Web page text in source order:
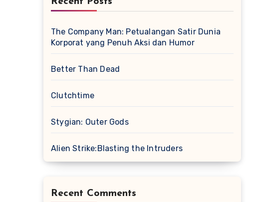
The Company Man: Petualangan Satir Dunia
Korporat yang Penuh Aksi dan Humor
Better Than Dead
Clutchtime
Stygian: Outer Gods
Alien Strike:Blasting the Intruders
Recent Comments